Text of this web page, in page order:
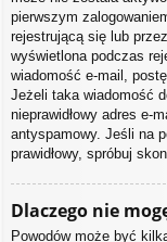
pierwszym
rejestrującą się lub
wyświetlona podczas
wiadomość e-mail,
Jeżeli taka wiadomość
nieprawidłowy adres e-
antyspamowy. Jeśli na
prawidłowy, spróbuj
Dlaczego nie
Powodów może być